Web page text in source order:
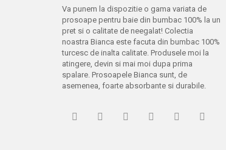
Va punem la dispozitie o gama variata de
prosoape pentru baie din bumbac 100% la un
pret si o calitate de neegalat! Colectia
noastra Bianca este facuta din bumbac 100%
turcesc de inalta calitate. Produsele moi la
atingere, devin si mai moi dupa prima
spalare. Prosoapele Bianca sunt, de
asemenea, foarte absorbante si durabile.